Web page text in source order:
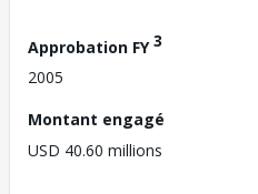
Approbation FY3
2005
Montant engagé
USD 40.60 millions